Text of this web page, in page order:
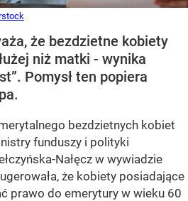
że bezdzietne kobiety
niż matki - wynika
Pomysł ten popiera
bezdzietnych kobiet
funduszy i polityki
Nałęcz w wywiadzie
że kobiety posiadające
prawo do emerytury w wieku 60